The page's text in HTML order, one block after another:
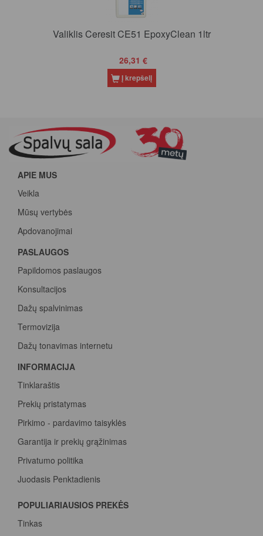
Valiklis Ceresit CE51 EpoxyClean 1ltr
26,31 €
Į krepšelį
APIE MUS
Veikla
Mūsų vertybės
Apdovanojimai
PASLAUGOS
Papildomos paslaugos
Konsultacijos
Dažų spalvinimas
Termovizija
Dažų tonavimas internetu
INFORMACIJA
Tinklaraštis
Prekių pristatymas
Pirkimo - pardavimo taisyklės
Garantija ir prekių grąžinimas
Privatumo politika
Juodasis Penktadienis
POPULIARIAUSIOS PREKĖS
Tinkas